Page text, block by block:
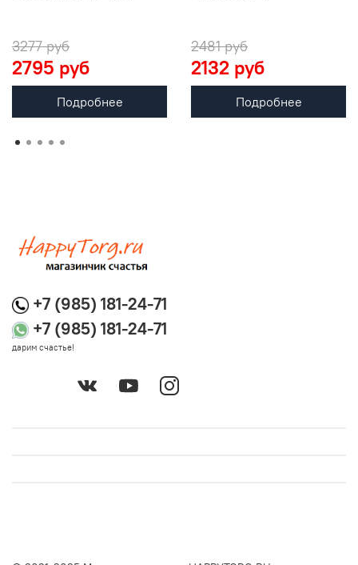
3277 руб
2795 руб
Подробнее
2481 руб
2132 руб
Подробнее
+7 (985) 181-24-71
+7 (985) 181-24-71
дарим счастье!